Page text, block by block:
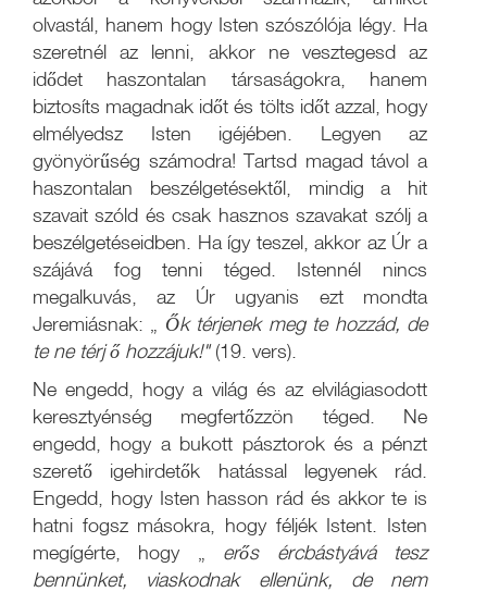
olvastál, hanem hogy Isten szószólója légy. Ha
szeretnél az lenni, akkor ne vesztegesd az
idődet haszontalan társaságokra, hanem
biztosíts magadnak időt és tölts időt azzal, hogy
elmélyedsz Isten igéjében. Legyen az
gyönyörűség számodra! Tartsd magad távol a
haszontalan beszélgetésektől, mindig a hit
szavait szóld és csak hasznos szavakat szólj a
beszélgetéseidben. Ha így teszel, akkor az Úr a
szájává fog tenni téged. Istennél nincs
megalkuvás, az Úr ugyanis ezt mondta
Jeremiásnak: „ Ők térjenek meg te hozzád, de
te ne térj ő hozzájuk!"(19. vers).
Ne engedd, hogy a világ és az elvilágiasodott
keresztyénség megfertőzzön téged. Ne
engedd, hogy a bukott pásztorok és a pénzt
szerető igehirdetők hatással legyenek rád.
Engedd, hogy Isten hasson rád és akkor te is
hatni fogsz másokra, hogy féljék Istent. Isten
megígérte, hogy „ erős ércbástyává tesz
bennünket, viaskodnak ellenünk, de nem